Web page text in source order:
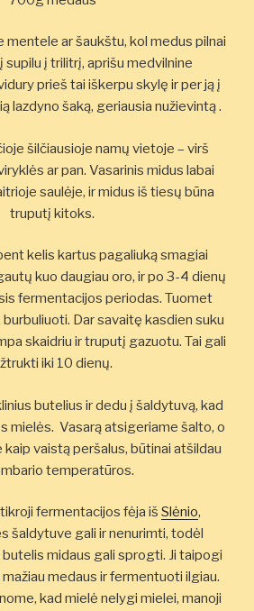
mentele ar šaukštu, kol medus pilnai
į trilitrį, aprišu medvilnine
prieš tai iškerpu skylę ir per ją į
lazdyno šaką, geriausia nužievintą .
šilčiausioje namų vietoje – virš
ar pan. Vasarinis midus labai
saulėje, ir midus iš tiesų būna
truputį kitoks.
kelis kartus pagaliuką smagiai
kuo daugiau oro, ir po 3-4 dienų
fermentacijos periodas. Tuomet
Dar savaitę kasdien suku
skaidriu ir truputį gazuotu. Tai gali
iki 10 dienų.
butelius ir dedu į šaldytuvą, kad
mielės. Vasarą atsigeriame šalto, o
kaip vaistą peršalus, būtinai atšildau
temperatūros.
fermentacijos fėja iš Slėnio,
šaldytuve gali ir nenurimti, todėl
midaus gali sprogti. Ji taipogi
medaus ir fermentuoti ilgiau.
kad mielė nelygi mielei, manoji